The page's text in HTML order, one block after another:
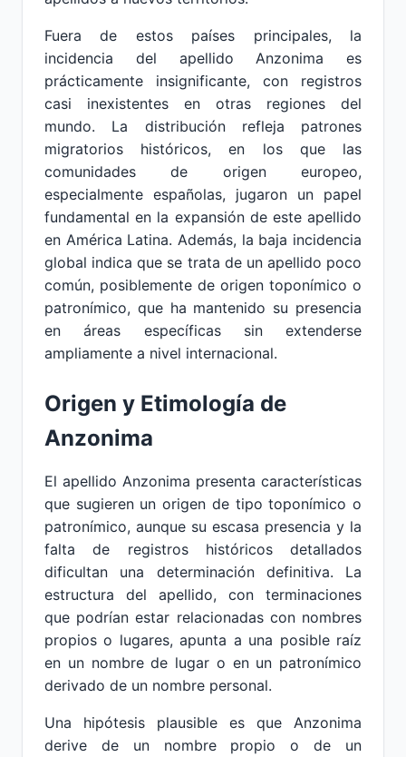
Fuera de estos países principales, la
incidencia del apellido Anzonima es
prácticamente insignificante, con registros
casi inexistentes en otras regiones del
mundo. La distribución refleja patrones
migratorios históricos, en los que las
comunidades de origen europeo,
especialmente españolas, jugaron un papel
fundamental en la expansión de este apellido
en América Latina. Además, la baja incidencia
global indica que se trata de un apellido poco
común, posiblemente de origen toponímico o
patronímico, que ha mantenido su presencia
en áreas específicas sin extenderse
ampliamente a nivel internacional.
Origen y Etimología de
Anzonima
El apellido Anzonima presenta características
que sugieren un origen de tipo toponímico o
patronímico, aunque su escasa presencia y la
falta de registros históricos detallados
dificultan una determinación definitiva. La
estructura del apellido, con terminaciones
que podrían estar relacionadas con nombres
propios o lugares, apunta a una posible raíz
en un nombre de lugar o en un patronímico
derivado de un nombre personal.
Una hipótesis plausible es que Anzonima
derive de un nombre propio o de un